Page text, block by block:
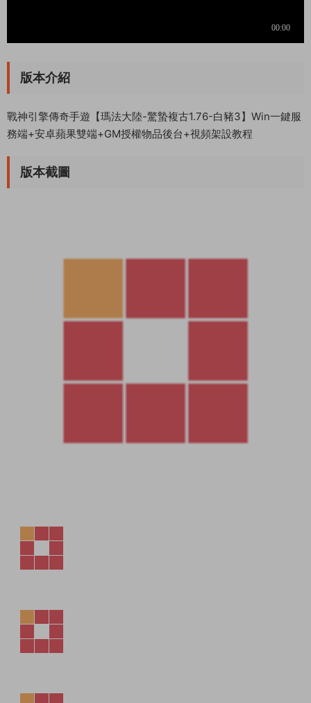
版本介紹
戰神引擎傳奇手遊【瑪法大陸-驚蟄複古1.76-白豬3】Win一鍵服
務端+安卓蘋果雙端+GM授權物品後台+視頻架設教程
版本截圖